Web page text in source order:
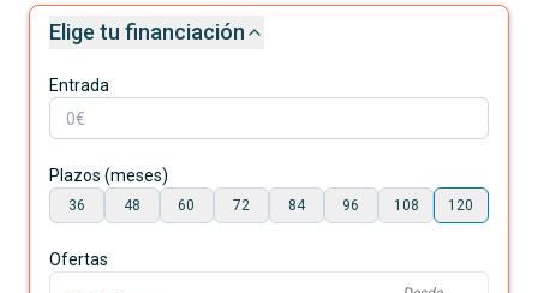
Elige tu financiación
Entrada
Plazos (meses)
36 48 60 72 84 96 108 120
Ofertas